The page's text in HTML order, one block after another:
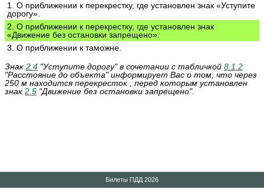
1. О приближении к перекрестку, где установлен знак «Уступите
дорогу».
2. О приближении к перекрестку, где установлен знак
«Движение без остановки запрещено».
3. О приближении к таможне.
Знак 2.4 "Уступите дорогу" в сочетании с табличкой 8.1.2
"Расстояние до объекта" информирует Вас о том, что через
250 м находится перекресток , перед которым установлен
знак 2.5 "Движение без остановки запрещено".
Билеты ПДД 2026